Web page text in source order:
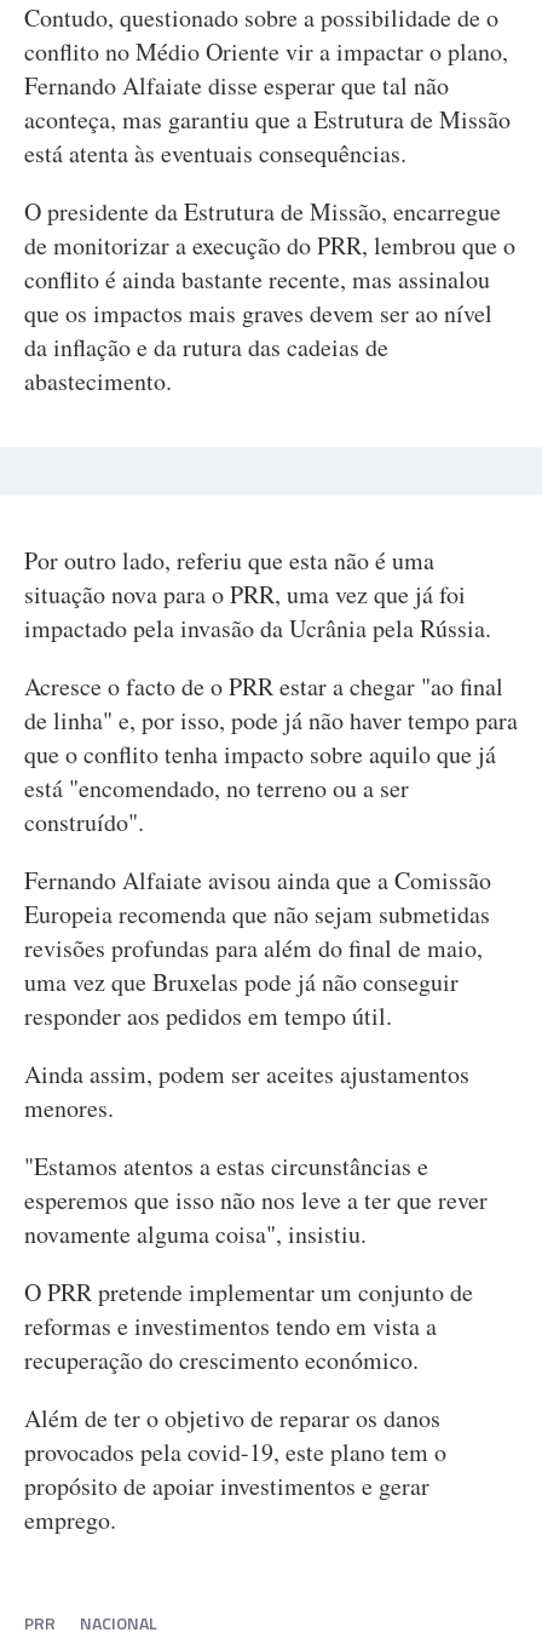
Contudo, questionado sobre a possibilidade de o
conflito no Médio Oriente vir a impactar o plano,
Fernando Alfaiate disse esperar que tal não
aconteça, mas garantiu que a Estrutura de Missão
está atenta às eventuais consequências.
O presidente da Estrutura de Missão, encarregue
de monitorizar a execução do PRR, lembrou que o
conflito é ainda bastante recente, mas assinalou
que os impactos mais graves devem ser ao nível
da inflação e da rutura das cadeias de
abastecimento.
Por outro lado, referiu que esta não é uma
situação nova para o PRR, uma vez que já foi
impactado pela invasão da Ucrânia pela Rússia.
Acresce o facto de o PRR estar a chegar "ao final
de linha" e, por isso, pode já não haver tempo para
que o conflito tenha impacto sobre aquilo que já
está "encomendado, no terreno ou a ser
construído".
Fernando Alfaiate avisou ainda que a Comissão
Europeia recomenda que não sejam submetidas
revisões profundas para além do final de maio,
uma vez que Bruxelas pode já não conseguir
responder aos pedidos em tempo útil.
Ainda assim, podem ser aceites ajustamentos
menores.
"Estamos atentos a estas circunstâncias e
esperemos que isso não nos leve a ter que rever
novamente alguma coisa", insistiu.
O PRR pretende implementar um conjunto de
reformas e investimentos tendo em vista a
recuperação do crescimento económico.
Além de ter o objetivo de reparar os danos
provocados pela covid-19, este plano tem o
propósito de apoiar investimentos e gerar
emprego.
PRR NACIONAL